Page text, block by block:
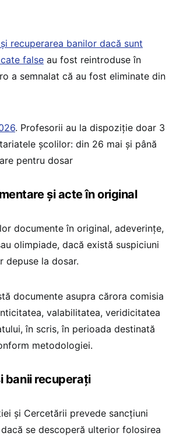
recuperarea banilor dacă sunt
false au fost reintroduse în
a semnalat că au fost eliminate din
. Profesorii au la dispoziție doar 3
școlilor: din 26 mai și până
pentru dosar
și acte în original
documente în original, adeverințe,
olimpiade, dacă există suspiciuni
depuse la dosar.
documente asupra cărora comisia
valabilitatea, veridicitatea
în scris, în perioada destinată
metodologiei.
banii recuperați
și Cercetării prevede sancțiuni
se descoperă ulterior folosirea